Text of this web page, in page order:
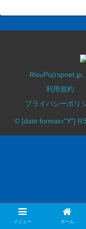
RisuPu(rspnet.jp,
利用規約
プライバシーポリ
© [date format="Y"]
メニュー ホーム